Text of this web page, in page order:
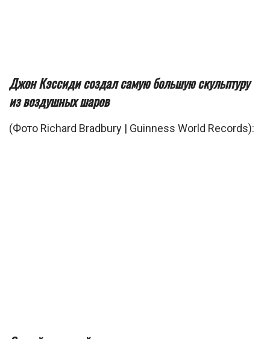
Джон Кэссиди создал самую большую скульптуру
из воздушных шаров
(Фото Richard Bradbury | Guinness World Records):